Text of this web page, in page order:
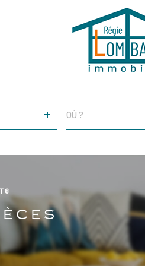
RÉFÉRENCE
T8